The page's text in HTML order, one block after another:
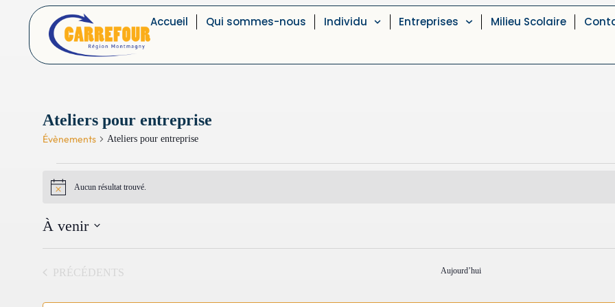
Accueil Qui sommes-nous Individu Entreprises Milieu Scolaire
Ateliers pour entreprise
Évènements Ateliers pour entreprise
Notice Aucun résultat trouvé.
À venir
date.ÉVÈNEMENTS
PRÉCÉDENTS Aujourd’hui